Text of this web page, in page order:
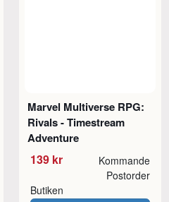
Marvel Multiverse RPG:
Rivals - Timestream
Adventure
139 kr Kommande
Butiken
Postorder